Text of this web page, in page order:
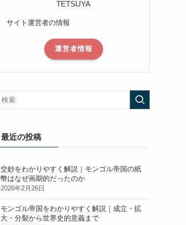
TETSUYA
サイト運営者の情報
運営者情報
最近の投稿
交鈔をわかりやすく解説｜モンゴル帝国の紙
幣はなぜ画期的だったのか
2026年2月26日
モンゴル帝国をわかりやすく解説｜成立・拡
大・分裂から世界史的意義まで